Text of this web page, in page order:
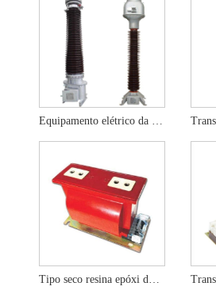
Tipo seco resina epóxi do transformador de corrente 10KV